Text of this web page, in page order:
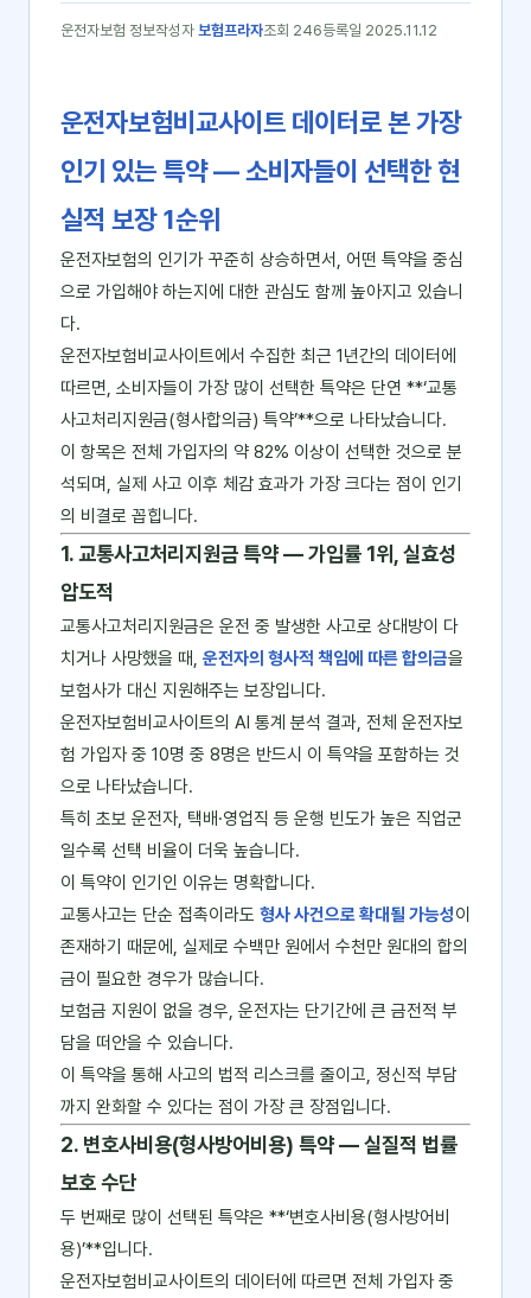
운전자보험 정보작성자 보험프라자조회 246등록일 2025.11.12
운전자보험비교사이트 데이터로 본 가장
인기 있는 특약 ― 소비자들이 선택한 현
실적 보장 1순위
운전자보험의 인기가 꾸준히 상승하면서, 어떤 특약을 중심
으로 가입해야 하는지에 대한 관심도 함께 높아지고 있습니
다.
운전자보험비교사이트에서 수집한 최근 1년간의 데이터에
따르면, 소비자들이 가장 많이 선택한 특약은 단연 **‘교통
사고처리지원금(형사합의금) 특약’**으로 나타났습니다.
이 항목은 전체 가입자의 약 82% 이상이 선택한 것으로 분
석되며, 실제 사고 이후 체감 효과가 가장 크다는 점이 인기
의 비결로 꼽힙니다.
1. 교통사고처리지원금 특약 ― 가입률 1위, 실효성
압도적
교통사고처리지원금은 운전 중 발생한 사고로 상대방이 다
치거나 사망했을 때, 운전자의 형사적 책임에 따른 합의금을
보험사가 대신 지원해주는 보장입니다.
운전자보험비교사이트의 AI 통계 분석 결과, 전체 운전자보
험 가입자 중 10명 중 8명은 반드시 이 특약을 포함하는 것
으로 나타났습니다.
특히 초보 운전자, 택배·영업직 등 운행 빈도가 높은 직업군
일수록 선택 비율이 더욱 높습니다.
이 특약이 인기인 이유는 명확합니다.
교통사고는 단순 접촉이라도 형사 사건으로 확대될 가능성이
존재하기 때문에, 실제로 수백만 원에서 수천만 원대의 합의
금이 필요한 경우가 많습니다.
보험금 지원이 없을 경우, 운전자는 단기간에 큰 금전적 부
담을 떠안을 수 있습니다.
이 특약을 통해 사고의 법적 리스크를 줄이고, 정신적 부담
까지 완화할 수 있다는 점이 가장 큰 장점입니다.
2. 변호사비용(형사방어비용) 특약 ― 실질적 법률
보호 수단
두 번째로 많이 선택된 특약은 **‘변호사비용(형사방어비
용)’**입니다.
운전자보험비교사이트의 데이터에 따르면 전체 가입자 중